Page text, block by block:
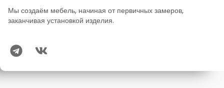
Мы создаём мебель, начиная от первичных замеров,
заканчивая установкой изделия.